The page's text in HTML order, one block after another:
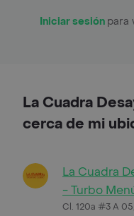
Iniciar sesión para
La Cuadra
cerca de mi
La Cuadra
- Turbo
Cl. 120a #3 A